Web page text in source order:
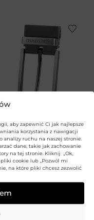
aby zapewnić Ci jak najlepsze
korzystania z nawigacji
analizy ruchu na naszej stronie.
dane, takie jak zachowanie
na tej stronie. Kliknij „Ok,
cookie lub „Pozwól mi
na które pliki chcesz zezwolić
Obrotowa klasyczna
klamra C35 ELITE
BETLEWSKI
39,99zł